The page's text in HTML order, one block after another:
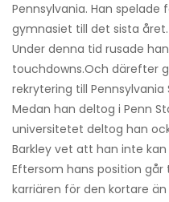
Pennsylvania. Han
gymnasiet till det sista året.
Under denna tid rusade
touchdowns.Och därefter
rekrytering till Pennsylvania
Medan han deltog i Penn
universitetet deltog han
Barkley vet att han inte
Eftersom hans position
karriären för den kortare